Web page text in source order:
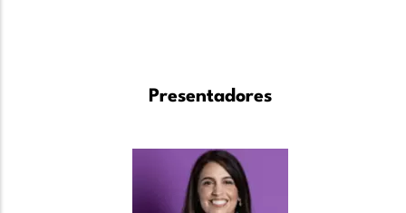
Presentadores